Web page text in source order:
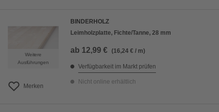
Weitere
Ausführungen
Merken
BINDERHOLZ
Leimholzplatte, Fichte/Tanne, 28 mm
ab 12,99 € (16,24 € / m)
Verfügbarkeit im Markt prüfen
Nicht online erhältlich